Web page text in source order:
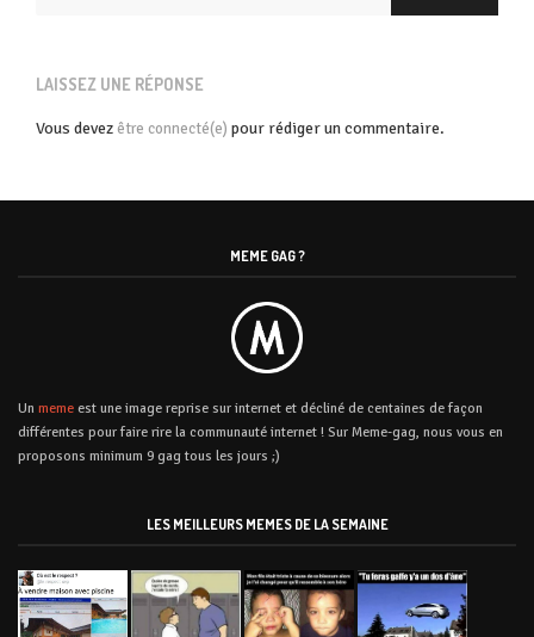
LAISSEZ UNE RÉPONSE
Vous devez être connecté(e) pour rédiger un commentaire.
MEME GAG ?
Un meme est une image reprise sur internet et décliné de centaines de façon
différentes pour faire rire la communauté internet ! Sur Meme-gag, nous vous en
proposons minimum 9 gag tous les jours ;)
LES MEILLEURS MEMES DE LA SEMAINE